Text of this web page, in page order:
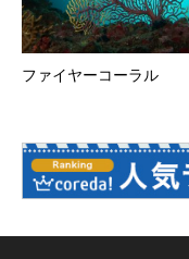
ファイヤーコーラル